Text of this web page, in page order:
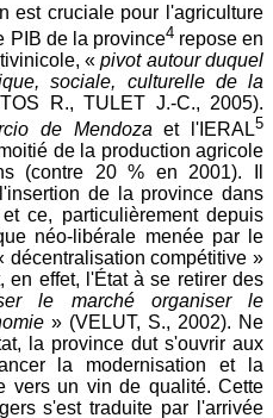
est cruciale pour l'agriculture
PIB de la province4repose en
«pivot autour duquel
sociale, culturelle de la
R., TULET J.-C., 2005).
de Mendoza et l'IERAL5
de la production agricole
(contre 20 % en 2001). Il
de la province dans
ce, particulièrement depuis
néo-libérale menée par le
décentralisation compétitive »
en effet, l'État à se retirer des
le marché organiser le
» (VELUT, S., 2002). Ne
la province dut s'ouvrir aux
la modernisation et la
vers un vin de qualité. Cette
s'est traduite par l'arrivée